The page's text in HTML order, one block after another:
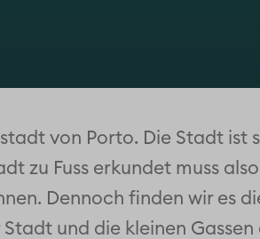
von Porto. Die Stadt ist
zu Fuss erkundet muss
Dennoch finden wir es
und die kleinen